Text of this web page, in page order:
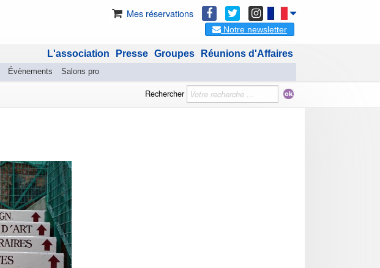
Mes réservations
Notre newsletter
Évènements Salons pro
Réunions d'Affaires
Groupes
Presse
L'association
Rechercher